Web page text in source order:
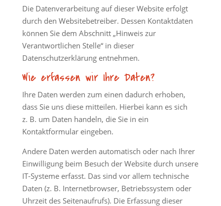
Die Datenverarbeitung auf dieser Website erfolgt
durch den Websitebetreiber. Dessen Kontaktdaten
können Sie dem Abschnitt „Hinweis zur
Verantwortlichen Stelle“ in dieser
Datenschutzerklärung entnehmen.
Wie erfassen wir Ihre Daten?
Ihre Daten werden zum einen dadurch erhoben,
dass Sie uns diese mitteilen. Hierbei kann es sich
z. B. um Daten handeln, die Sie in ein
Kontaktformular eingeben.
Andere Daten werden automatisch oder nach Ihrer
Einwilligung beim Besuch der Website durch unsere
IT-Systeme erfasst. Das sind vor allem technische
Daten (z. B. Internetbrowser, Betriebssystem oder
Uhrzeit des Seitenaufrufs). Die Erfassung dieser